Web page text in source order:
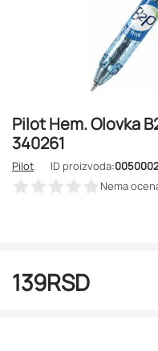
Pilot Hem. Olovka
340261
Pilot ID proizvoda:0050002
Nema
139RSD